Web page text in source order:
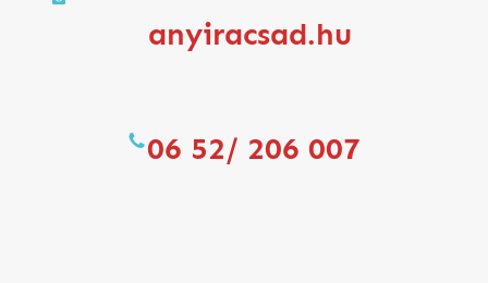
anyiracsad.hu
06 52/ 206 007